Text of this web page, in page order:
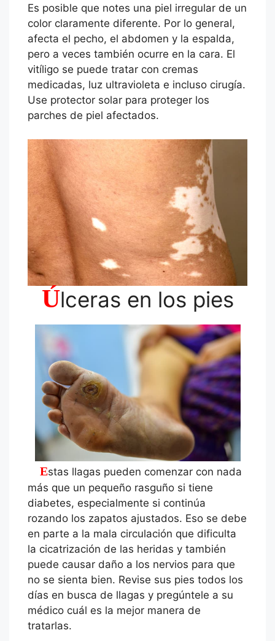
Es posible que notes una piel irregular de un
color claramente diferente. Por lo general,
afecta el pecho, el abdomen y la espalda,
pero a veces también ocurre en la cara. El
vitíligo se puede tratar con cremas
medicadas, luz ultravioleta e incluso cirugía.
Use protector solar para proteger los
parches de piel afectados.
Úlceras en los pies
Estas llagas pueden comenzar con nada
más que un pequeño rasguño si tiene
diabetes, especialmente si continúa
rozando los zapatos ajustados. Eso se debe
en parte a la mala circulación que dificulta
la cicatrización de las heridas y también
puede causar daño a los nervios para que
no se sienta bien. Revise sus pies todos los
días en busca de llagas y pregúntele a su
médico cuál es la mejor manera de
tratarlas.